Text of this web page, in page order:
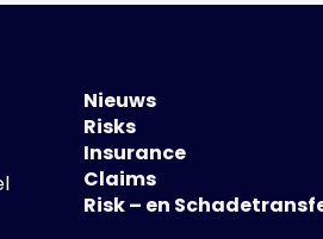
Nieuws
Risks
Insurance
Claims
Risk – en